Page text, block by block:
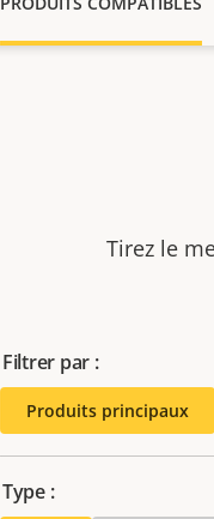
Tirez le
Filtrer par :
Produits principaux
Type :